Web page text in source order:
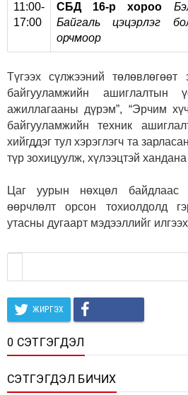
11:00-
17:00
СБД 16-р хороо
Байгаль цэцэрлэг
орчмоор
Түгээх сүлжээний төлөвлөгөөт
байгууламжийн ашиглалтын
ажиллагааны дүрэм”, “Эрчим
байгууламжийн техник
хийгддэг тул хэрэглэгч та
түр зохицуулж, хүлээцтэй хандана
Цаг уурын нөхцөл байдлаас
өөрчлөлт орсон тохиолдолд
утасны дугаарт мэдээллийг
ЖИРГЭХ
0 СЭТГЭГДЭЛ
СЭТГЭГДЭЛ БИЧИХ